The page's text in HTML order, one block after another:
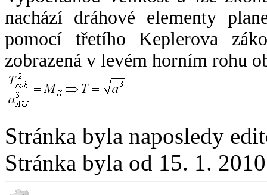
nachází dráhové elementy
pomocí třetího Keplerova
zobrazená v levém horním rohu
Stránka byla naposledy
Stránka byla od 15. 1.